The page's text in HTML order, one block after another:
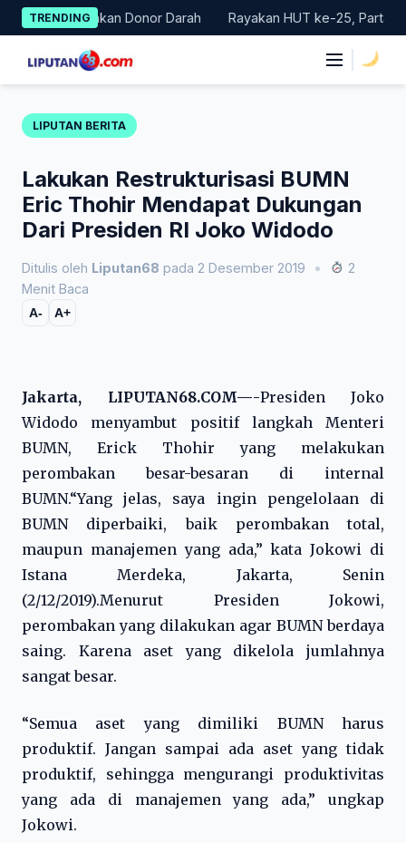
Skip
to
content
TRENDING
Gerakan Donor Darah Rayakan HUT ke-25, Partai
LIPUTAN BERITA
Lakukan Restrukturisasi BUMN
Eric Thohir Mendapat Dukungan
Dari Presiden RI Joko Widodo
Ditulis oleh Liputan68 pada 2 Desember 2019 •
2
Menit Baca
A- A+
Jakarta, LIPUTAN68.COM—-Presiden Joko
Widodo menyambut positif langkah Menteri
BUMN, Erick Thohir yang melakukan
perombakan besar-besaran di internal
BUMN.“Yang jelas, saya ingin pengelolaan di
BUMN diperbaiki, baik perombakan total,
maupun manajemen yang ada,” kata Jokowi di
Istana Merdeka, Jakarta, Senin
(2/12/2019).Menurut Presiden Jokowi,
perombakan yang dilakukan agar BUMN berdaya
saing. Karena aset yang dikelola jumlahnya
sangat besar.
“Semua aset yang dimiliki BUMN harus
produktif. Jangan sampai ada aset yang tidak
produktif, sehingga mengurangi produktivitas
yang ada di manajemen yang ada,” ungkap
Jokowi.